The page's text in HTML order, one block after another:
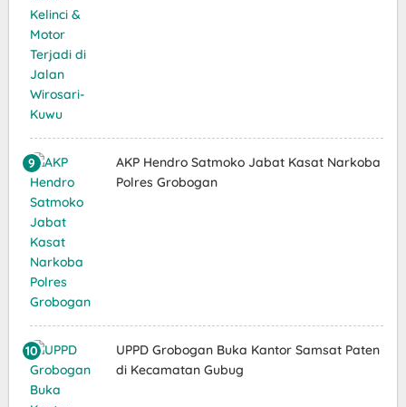
AKP Hendro Satmoko Jabat Kasat Narkoba
Polres Grobogan
UPPD Grobogan Buka Kantor Samsat Paten
di Kecamatan Gubug